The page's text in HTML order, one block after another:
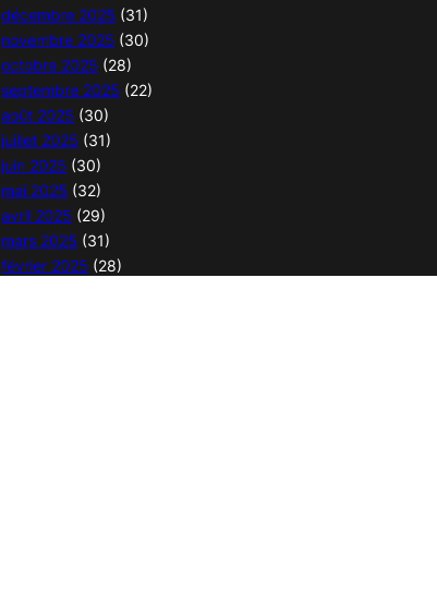
décembre 2025 (31)
novembre 2025 (30)
octobre 2025 (28)
septembre 2025 (22)
août 2025 (30)
juillet 2025 (31)
juin 2025 (30)
mai 2025 (32)
avril 2025 (29)
mars 2025 (31)
février 2025 (28)